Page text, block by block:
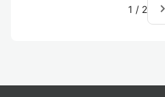
1 / 2 navigate_next